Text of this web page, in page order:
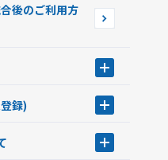
後のご利用方
録)
人データの共同利用のお知